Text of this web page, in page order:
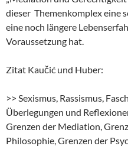
dieser Themenkomplex eine
eine noch längere
Voraussetzung hat.
Zitat Kaučić und Huber:
>> Sexismus, Rassismus,
Überlegungen und
Grenzen der Mediation,
Philosophie, Grenzen der